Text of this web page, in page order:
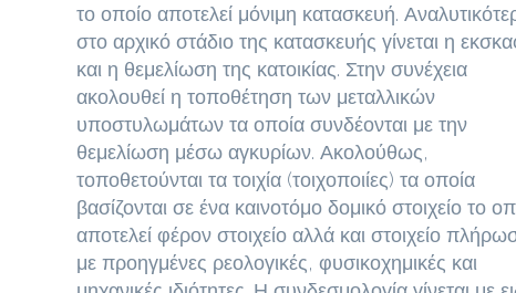
το οποίο αποτελεί μόνιμη κατασκευή.
στο αρχικό στάδιο της κατασκευής γίνεται η
και η θεμελίωση της κατοικίας. Στην συνέχεια
ακολουθεί η τοποθέτηση των μεταλλικών
υποστυλωμάτων τα οποία συνδέονται με την
θεμελίωση μέσω αγκυρίων. Ακολούθως,
τοποθετούνται τα τοιχία (τοιχοποιίες) τα οποία
βασίζονται σε ένα καινοτόμο δομικό στοιχείο το
αποτελεί φέρον στοιχείο αλλά και στοιχείο
με προηγμένες ρεολογικές, φυσικοχημικές και